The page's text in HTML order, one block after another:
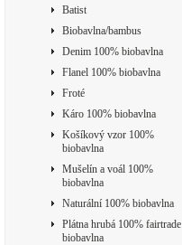
Batist
Biobavlna/bambus
Denim 100% biobavlna
Flanel 100% biobavlna
Froté
Káro 100% biobavlna
Košíkový vzor 100%
biobavlna
Mušelín a voál 100%
biobavlna
Naturální 100% biobavlna
Plátna hrubá 100% fairtrade
biobavlna